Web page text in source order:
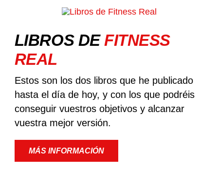
LIBROS DEFITNESS
REAL
Estos son los dos libros que he publicado
hasta el día de hoy, y con los que podréis
conseguir vuestros objetivos y alcanzar
vuestra mejor versión.
MÁS INFORMACIÓN